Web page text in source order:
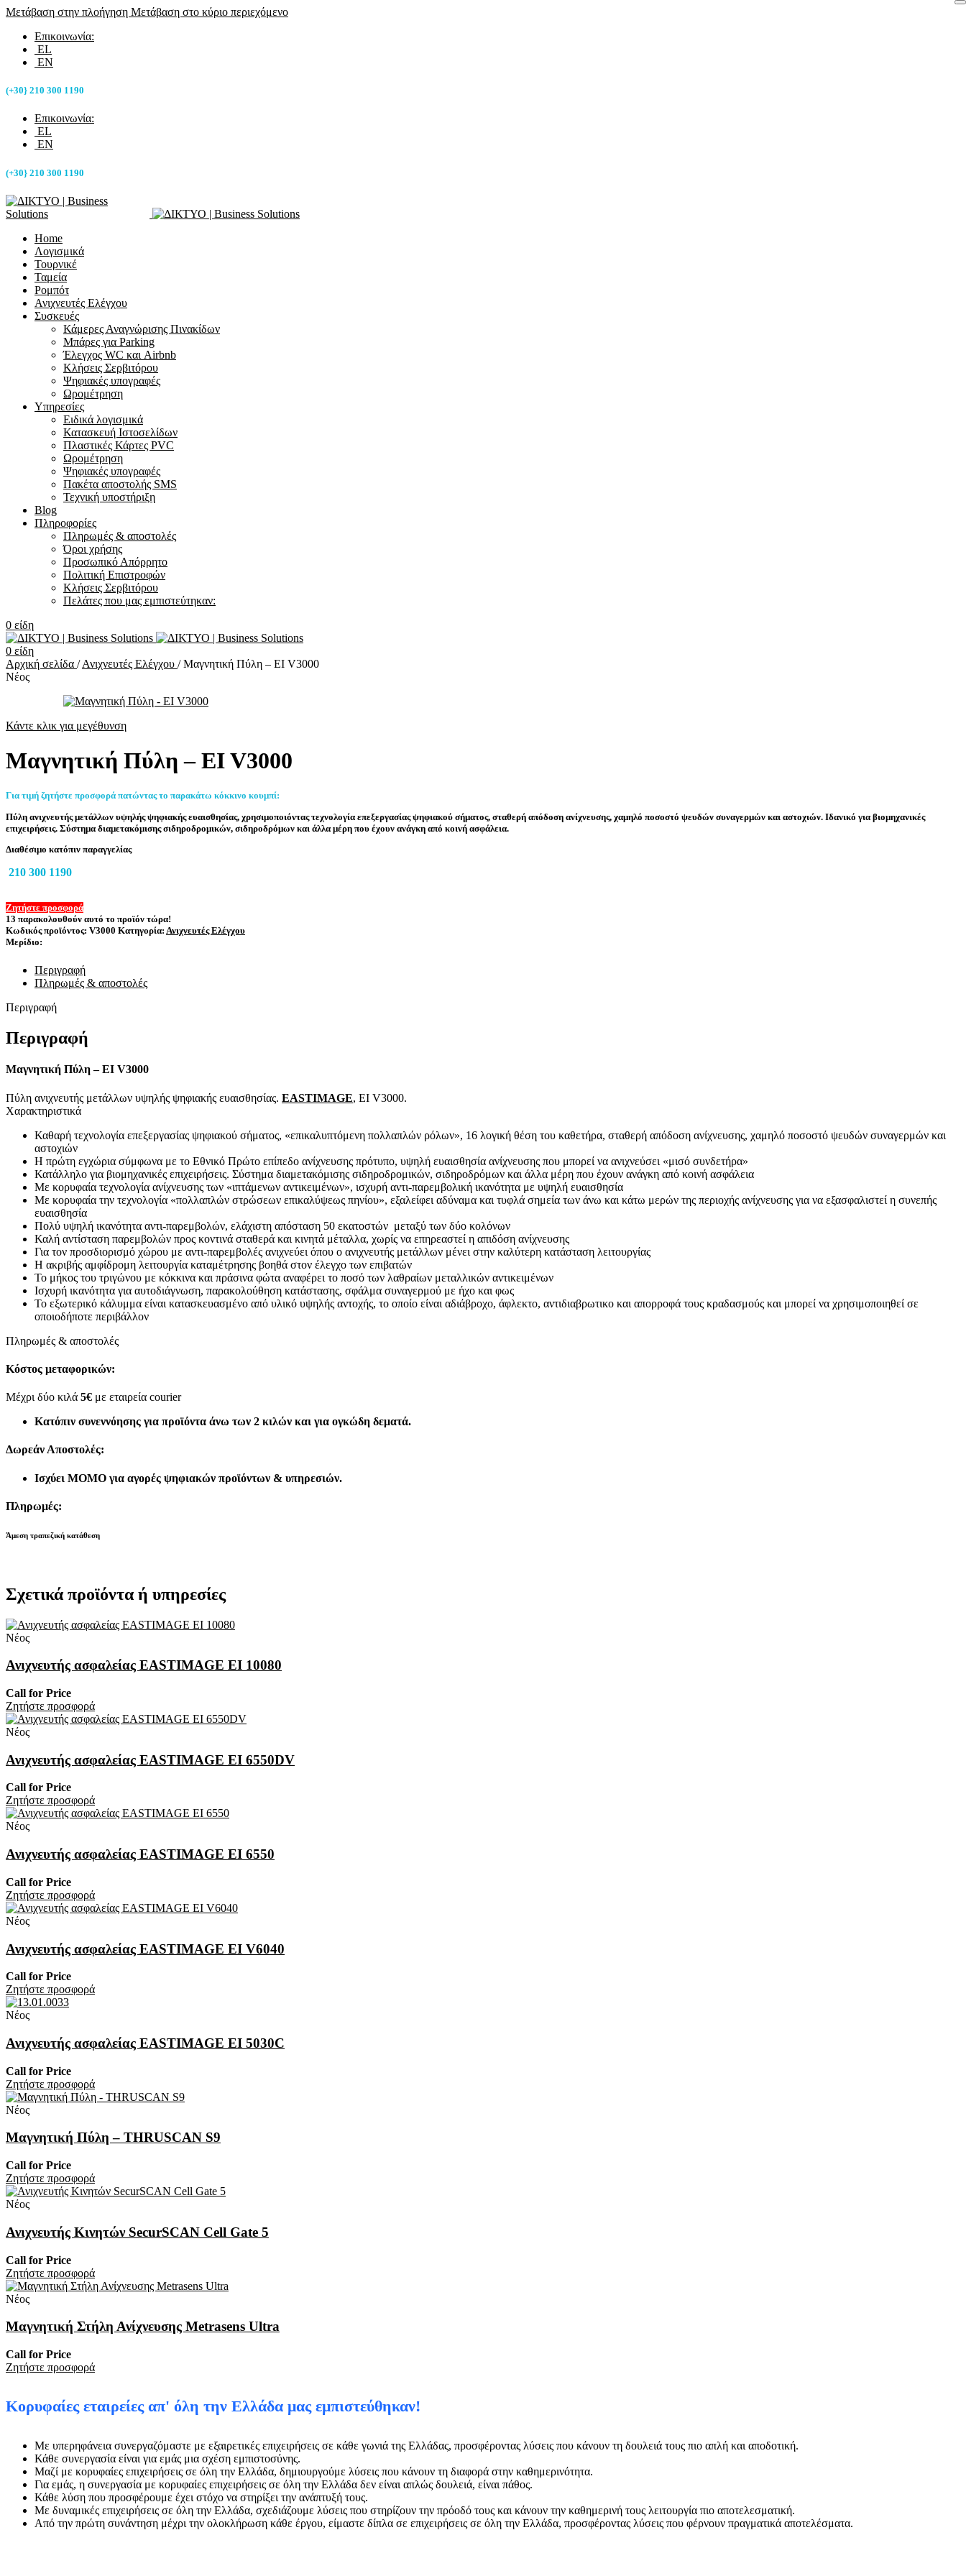
Μετάβαση στην πλοήγηση Μετάβαση στο κύριο περιεχόμενο
Επικοινωνία:
EL
EN
(+30} 210 300 1190
Επικοινωνία:
EL
EN
(+30} 210 300 1190
Home
Λογισμικά
Τουρνικέ
Ταμεία
Ρομπότ
Ανιχνευτές Ελέγχου
Συσκευές
Κάμερες Αναγνώρισης Πινακίδων
Μπάρες για Parking
Έλεγχος WC και Airbnb
Κλήσεις Σερβιτόρου
Ψηφιακές υπογραφές
Ωρομέτρηση
Υπηρεσίες
Ειδικά λογισμικά
Κατασκευή Ιστοσελίδων
Πλαστικές Κάρτες PVC
Ωρομέτρηση
Ψηφιακές υπογραφές
Πακέτα αποστολής SMS
Τεχνική υποστήριξη
Blog
Πληροφορίες
Πληρωμές & αποστολές
Όροι χρήσης
Προσωπικό Απόρρητο
Πολιτική Επιστροφών
Κλήσεις Σερβιτόρου
Πελάτες που μας εμπιστεύτηκαν:
0 είδη
0 είδη
Αρχική σελίδα / Ανιχνευτές Ελέγχου / Μαγνητική Πύλη – EI V3000
Νέος
Κάντε κλικ για μεγέθυνση
Μαγνητική Πύλη – EI V3000
Για τιμή ζητήστε προσφορά πατώντας το παρακάτω κόκκινο κουμπί:
Πύλη ανιχνευτής μετάλλων υψηλής ψηφιακής ευαισθησίας, χρησιμοποιόντας τεχνολογία επεξεργασίας ψηφιακού σήματος, σταθερή απόδοση ανίχνευσης, χαμηλό ποσοστό ψευδών συναγερμών και αστοχιών. Ιδανικό για βιομηχανικές
επιχειρήσεις. Σύστημα διαμετακόμισης σιδηροδρομικών, σιδηροδρόμων και άλλα μέρη που έχουν ανάγκη από κοινή ασφάλεια.
Διαθέσιμο κατόπιν παραγγελίας
210 300 1190
Ζητήστε προσφορά
13 παρακολουθούν αυτό το προϊόν τώρα!
Κωδικός προϊόντος: V3000 Κατηγορία: Ανιχνευτές Ελέγχου
Μερίδιο:
Περιγραφή
Πληρωμές & αποστολές
Περιγραφή
Περιγραφή
Μαγνητική Πύλη – EI V3000
Πύλη ανιχνευτής μετάλλων υψηλής ψηφιακής ευαισθησίας. EASTIMAGE, EI V3000.
Χαρακτηριστικά
Καθαρή τεχνολογία επεξεργασίας ψηφιακού σήματος, «επικαλυπτόμενη πολλαπλών ρόλων», 16 λογική θέση του καθετήρα, σταθερή απόδοση ανίχνευσης, χαμηλό ποσοστό ψευδών συναγερμών και
αστοχιών
Η πρώτη εγχώρια σύμφωνα με το Εθνικό Πρώτο επίπεδο ανίχνευσης πρότυπο, υψηλή ευαισθησία ανίχνευσης που μπορεί να ανιχνεύσει «μισό συνδετήρα»
Κατάλληλο για βιομηχανικές επιχειρήσεις. Σύστημα διαμετακόμισης σιδηροδρομικών, σιδηροδρόμων και άλλα μέρη που έχουν ανάγκη από κοινή ασφάλεια
Με κορυφαία τεχνολογία ανίχνευσης των «ιπτάμενων αντικειμένων», ισχυρή αντι-παρεμβολική ικανότητα με υψηλή ευαισθησία
Με κορυφαία την τεχνολογία «πολλαπλών στρώσεων επικαλύψεως πηνίου», εξαλείφει αδύναμα και τυφλά σημεία των άνω και κάτω μερών της περιοχής ανίχνευσης για να εξασφαλιστεί η συνεπής
ευαισθησία
Πολύ υψηλή ικανότητα αντι-παρεμβολών, ελάχιστη απόσταση 50 εκατοστών μεταξύ των δύο κολόνων
Καλή αντίσταση παρεμβολών προς κοντινά σταθερά και κινητά μέταλλα, χωρίς να επηρεαστεί η απιδόση ανίχνευσης
Για τον προσδιορισμό χώρου με αντι-παρεμβολές ανιχνεύει όπου ο ανιχνευτής μετάλλων μένει στην καλύτερη κατάσταση λειτουργίας
Η ακριβής αμφίδρομη λειτουργία καταμέτρησης βοηθά στον έλεγχο των επιβατών
Το μήκος του τριγώνου με κόκκινα και πράσινα φώτα αναφέρει το ποσό των λαθραίων μεταλλικών αντικειμένων
Ισχυρή ικανότητα για αυτοδιάγνωση, παρακολούθηση κατάστασης, σφάλμα συναγερμού με ήχο και φως
Το εξωτερικό κάλυμμα είναι κατασκευασμένο από υλικό υψηλής αντοχής, το οποίο είναι αδιάβροχο, άφλεκτο, αντιδιαβρωτικο και απορροφά τους κραδασμούς και μπορεί να χρησιμοποιηθεί σε
οποιοδήποτε περιβάλλον
Πληρωμές & αποστολές
Κόστος μεταφορικών:
Μέχρι δύο κιλά 5€ με εταιρεία courier
Κατόπιν συνεννόησης για προϊόντα άνω των 2 κιλών και για ογκώδη δεματά.
Δωρεάν Αποστολές:
Ισχύει MOMO για αγορές ψηφιακών προϊόντων & υπηρεσιών.
Πληρωμές:
Άμεση τραπεζική κατάθεση
Σχετικά προϊόντα ή υπηρεσίες
Νέος
Ανιχνευτής ασφαλείας EASTIMAGE EI 10080
Call for Price
Zητήστε προσφορά
Νέος
Ανιχνευτής ασφαλείας EASTIMAGE EI 6550DV
Call for Price
Zητήστε προσφορά
Νέος
Ανιχνευτής ασφαλείας EASTIMAGE EI 6550
Call for Price
Zητήστε προσφορά
Νέος
Ανιχνευτής ασφαλείας EASTIMAGE EI V6040
Call for Price
Zητήστε προσφορά
Νέος
Ανιχνευτής ασφαλείας EASTIMAGE EI 5030C
Call for Price
Zητήστε προσφορά
Νέος
Μαγνητική Πύλη – THRUSCAN S9
Call for Price
Zητήστε προσφορά
Νέος
Ανιχνευτής Κινητών SecurSCAN Cell Gate 5
Call for Price
Zητήστε προσφορά
Νέος
Μαγνητική Στήλη Ανίχνευσης Metrasens Ultra
Call for Price
Zητήστε προσφορά
Κορυφαίες εταιρείες απ' όλη την Ελλάδα μας εμπιστεύθηκαν!
Με υπερηφάνεια συνεργαζόμαστε με εξαιρετικές επιχειρήσεις σε κάθε γωνιά της Ελλάδας, προσφέροντας λύσεις που κάνουν τη δουλειά τους πιο απλή και αποδοτική.
Κάθε συνεργασία είναι για εμάς μια σχέση εμπιστοσύνης.
Μαζί με κορυφαίες επιχειρήσεις σε όλη την Ελλάδα, δημιουργούμε λύσεις που κάνουν τη διαφορά στην καθημερινότητα.
Για εμάς, η συνεργασία με κορυφαίες επιχειρήσεις σε όλη την Ελλάδα δεν είναι απλώς δουλειά, είναι πάθος.
Κάθε λύση που προσφέρουμε έχει στόχο να στηρίξει την ανάπτυξή τους.
Με δυναμικές επιχειρήσεις σε όλη την Ελλάδα, σχεδιάζουμε λύσεις που στηρίζουν την πρόοδό τους και κάνουν την καθημερινή τους λειτουργία πιο αποτελεσματική.
Από την πρώτη συνάντηση μέχρι την ολοκλήρωση κάθε έργου, είμαστε δίπλα σε επιχειρήσεις σε όλη την Ελλάδα, προσφέροντας λύσεις που φέρνουν πραγματικά αποτελέσματα.